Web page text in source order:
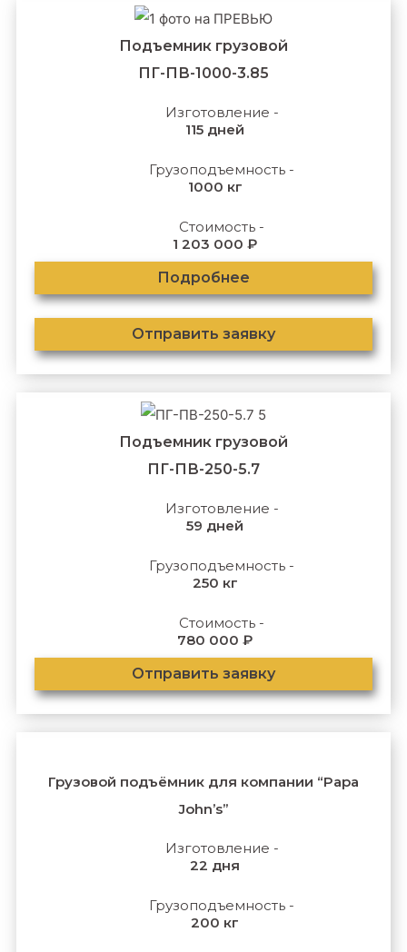
Подъемник грузовой
ПГ-ПВ-1000-3.85
Изготовление -
115 дней
Грузоподъемность -
1000 кг
Стоимость -
1 203 000 ₽
Подробнее
Отправить заявку
Подъемник грузовой
ПГ-ПВ-250-5.7
Изготовление -
59 дней
Грузоподъемность -
250 кг
Стоимость -
780 000 ₽
Отправить заявку
Грузовой подъёмник для компании “Papa
John’s”
Изготовление -
22 дня
Грузоподъемность -
200 кг